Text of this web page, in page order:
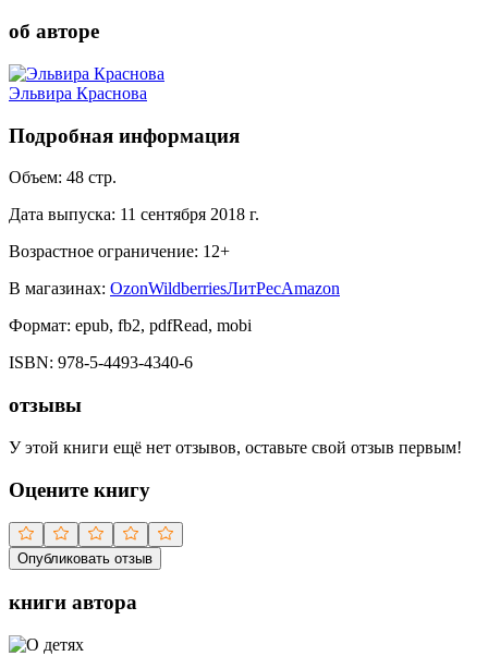
об авторе
Эльвира Краснова
Подробная информация
Объем: 48 стр.
Дата выпуска: 11 сентября 2018 г.
Возрастное ограничение: 12+
В магазинах: OzonWildberriesЛитРесAmazon
Формат: epub, fb2, pdfRead, mobi
ISBN: 978-5-4493-4340-6
отзывы
У этой книги ещё нет отзывов, оставьте свой отзыв первым!
Оцените книгу
Опубликовать отзыв
книги автора